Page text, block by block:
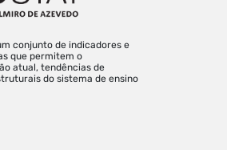
conjunto de indicadores e
que permitem o
atual, tendências de
do sistema de ensino